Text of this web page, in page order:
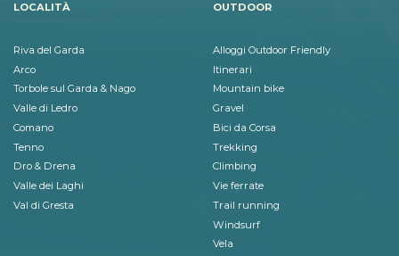
LOCALITÀ
Riva del Garda
Arco
Torbole sul Garda & Nago
Valle di Ledro
Comano
Tenno
Dro & Drena
Valle dei Laghi
Val di Gresta
OUTDOOR
Alloggi Outdoor Friendly
Itinerari
Mountain bike
Gravel
Bici da Corsa
Trekking
Climbing
Vie ferrate
Trail running
Windsurf
Vela